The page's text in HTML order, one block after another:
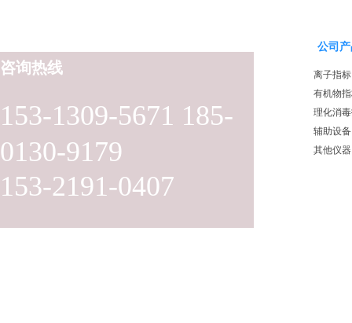
153-1309-5671 185-
0130-9179
153-2191-0407
咨询热线
公司
离子指标
有机物
理化消
辅助设备
其他仪器